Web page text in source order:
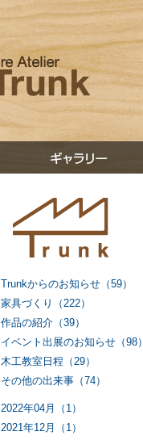
Trunkからのお知らせ（59）
家具づくり（222）
作品の紹介（39）
イベント出展のお知らせ（98）
木工教室日程（29）
その他の出来事（74）
2022年04月（1）
2021年12月（1）